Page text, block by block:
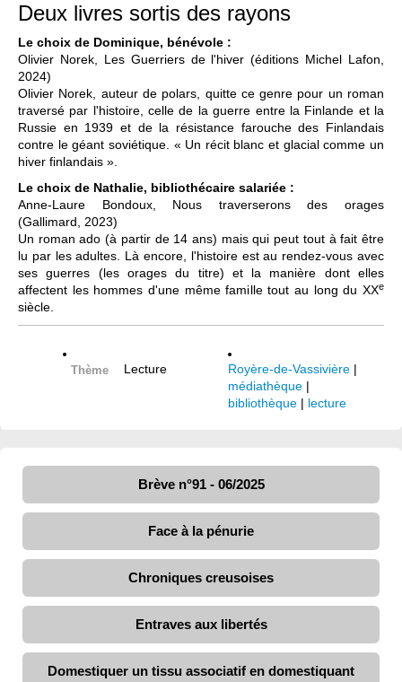
Deux livres sortis des rayons
Le choix de Dominique, bénévole :
Olivier Norek, Les Guerriers de l'hiver (éditions Michel Lafon,
2024)
Olivier Norek, auteur de polars, quitte ce genre pour un roman
traversé par l'histoire, celle de la guerre entre la Finlande et la
Russie en 1939 et de la résistance farouche des Finlandais
contre le géant soviétique. « Un récit blanc et glacial comme un
hiver finlandais ».
Le choix de Nathalie, bibliothécaire salariée :
Anne-Laure Bondoux, Nous traverserons des orages
(Gallimard, 2023)
Un roman ado (à partir de 14 ans) mais qui peut tout à fait être
lu par les adultes. Là encore, l'histoire est au rendez-vous avec
ses guerres (les orages du titre) et la manière dont elles
affectent les hommes d'une même famille tout au long du XXe
siècle.
Thème Lecture Royère-de-Vassivière |
médiathèque |
bibliothèque | lecture
Brève n°91 - 06/2025
Face à la pénurie
Chroniques creusoises
Entraves aux libertés
Domestiquer un tissu associatif en domestiquant